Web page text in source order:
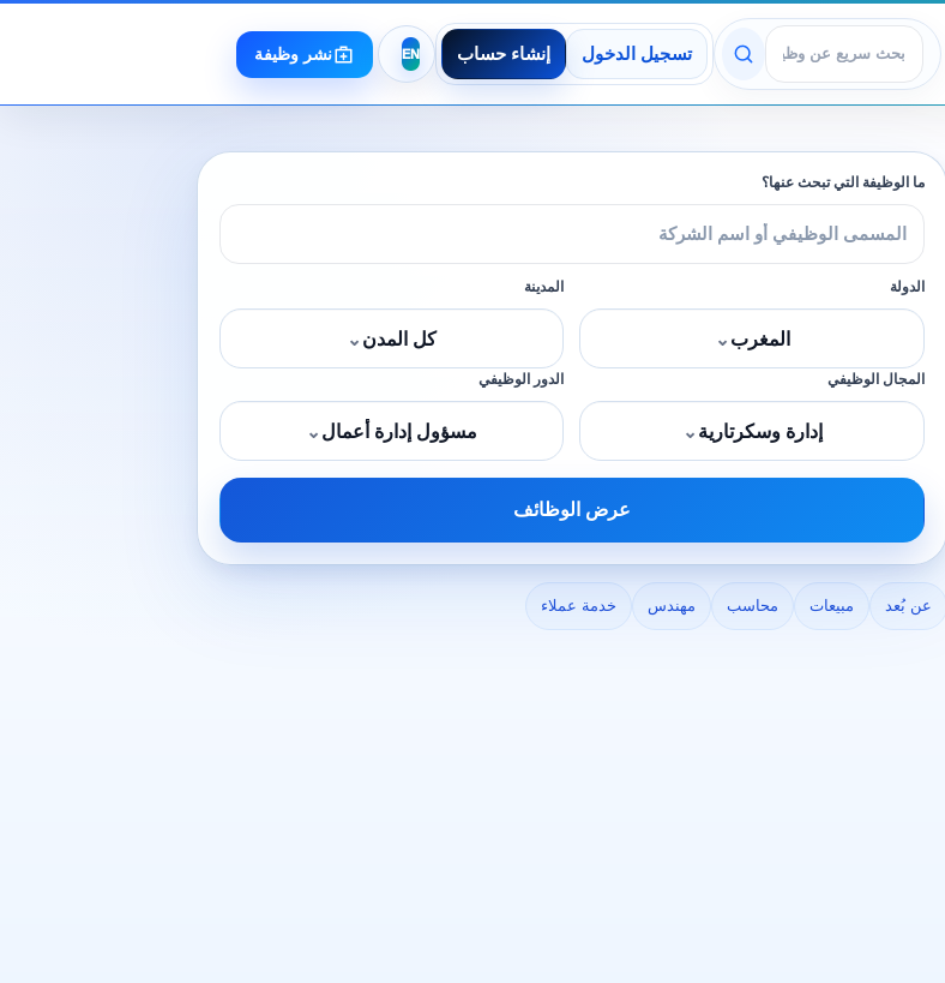
عرض الوظائف
تسجيل الدخول إنشاء حساب نشر وظيفة
ما الوظيفة التي تبحث عنها؟
الدولة
المغرب ⌄
المدينة
كل المدن ⌄
المجال الوظيفي
إدارة وسكرتارية ⌄
الدور الوظيفي
مسؤول إدارة أعمال ⌄
عرض الوظائف
عن بُعد مبيعات محاسب مهندس خدمة عملاء